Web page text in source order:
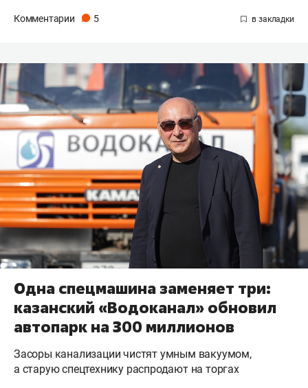
Комментарии 5
Одна спецмашина заменяет три:
казанский «Водоканал» обновил
автопарк на 300 миллионов
Засоры канализации чистят умным вакуумом,
а старую спецтехнику распродают на торгах